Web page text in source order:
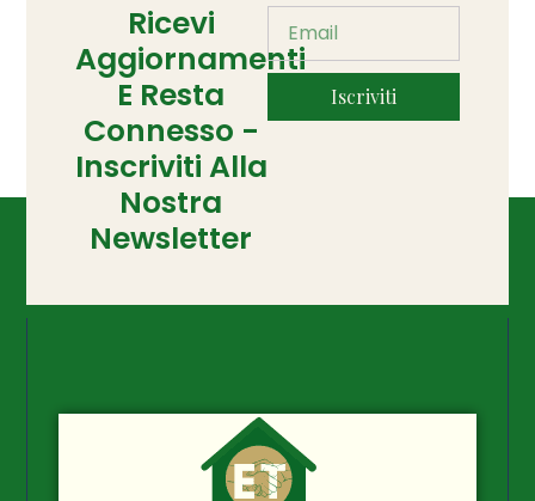
Ricevi
Aggiornamenti
E Resta
Connesso -
Inscriviti Alla
Nostra
Newsletter
Iscriviti